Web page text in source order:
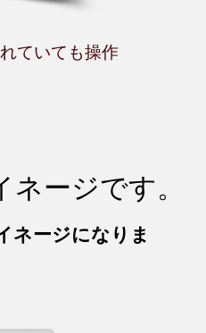
ていても操作
ージです。
ネージになりま